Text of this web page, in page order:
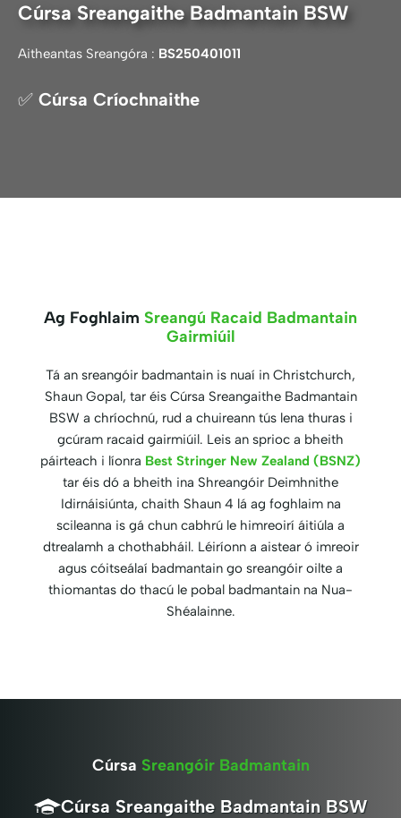
Cúrsa Sreangaithe Badmantain BSW
Aitheantas Sreangóra : BS250401011
✅ Cúrsa Críochnaithe
Ag Foghlaim Sreangú Racaid Badmantain
Gairmiúil
Tá an sreangóir badmantain is nuaí in Christchurch,
Shaun Gopal, tar éis Cúrsa Sreangaithe Badmantain
BSW a chríochnú, rud a chuireann tús lena thuras i
gcúram racaid gairmiúil. Leis an sprioc a bheith
páirteach i líonra Best Stringer New Zealand (BSNZ)
tar éis dó a bheith ina Shreangóir Deimhnithe
Idirnáisiúnta, chaith Shaun 4 lá ag foghlaim na
scileanna is gá chun cabhrú le himreoirí áitiúla a
dtrealamh a chothabháil. Léiríonn a aistear ó imreoir
agus cóitseálaí badmantain go sreangóir oilte a
thiomantas do thacú le pobal badmantain na Nua-
Shéalainne.
Cúrsa Sreangóir Badmantain
Cúrsa Sreangaithe Badmantain BSW